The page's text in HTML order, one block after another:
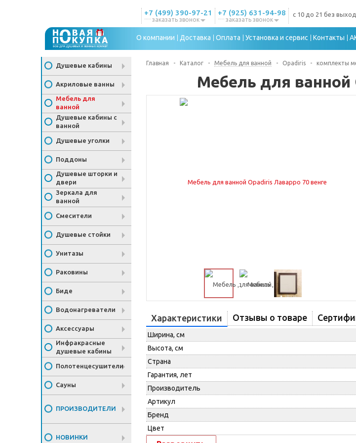
+7 (499) 390-97-21
заказать звонок
+7 (925) 631-94-98
заказать звонок
с 10 до 21 без
О компании Доставка Оплата Установка и сервис Контакты
Душевые кабины
Акриловые ванны
Мебель для
ванной
Душевые кабины с
ванной
Душевые уголки
Поддоны
Душевые шторки и
двери
Зеркала для
ванной
Смесители
Душевые стойки
Унитазы
Раковины
Биде
Водонагреватели
Аксессуары
Инфракрасные
душевые кабины
Полотенцесушители
Сауны
ПРОИЗВОДИТЕЛИ
НОВИНКИ
Главная - Каталог - Мебель для ванной - Opadiris - комплекты
Мебель для ванной
Характеристики Отзывы о товаре
Ширина, см
Высота, см
Страна
Гарантия, лет
Производитель
Артикул
Бренд
Цвет